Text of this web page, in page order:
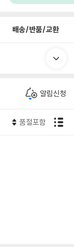
배송/반품/교환
알림신청
품절포함